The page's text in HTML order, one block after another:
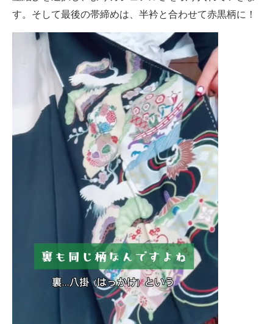
す。そして最後の帯締めは、半衿と合わせて赤黒柄に！